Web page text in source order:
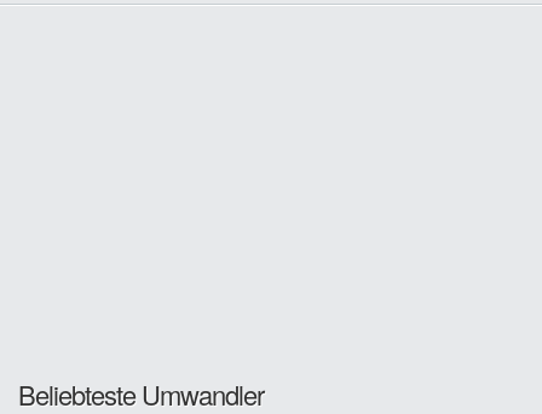
Beliebteste Umwandler